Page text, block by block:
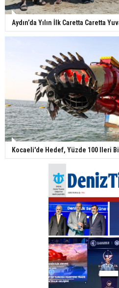
Aydın’da Yılın İlk Caretta Caretta
Kocaeli'de Hedef, Yüzde 100 Ileri